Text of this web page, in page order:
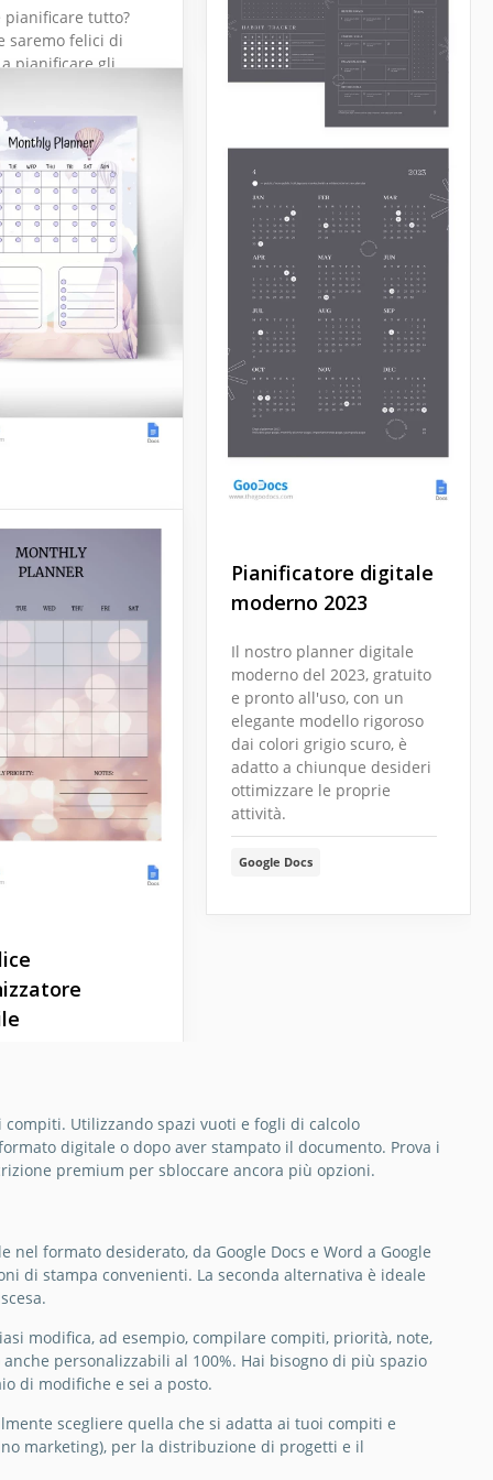
mensile
pianificare tutto?
saremo felici di
pianificare gli
mensile
il controllo del tuo
con il nostro
di Planner Mensile
Docs. Questo
e
ti permette di
il tuo mese in
Pianificatore digitale
moderno 2023
Il nostro planner digitale
moderno del 2023, gratuito
e pronto all'uso, con un
elegante modello rigoroso
dai colori grigio scuro, è
adatto a chiunque desideri
ottimizzare le proprie
attività.
Google Docs
per la
di planner
Il modello Easy
Planner in Google
Utilizzando spazi vuoti e fogli di calcolo
digitale o dopo aver stampato il documento. Prova i
premium per sbloccare ancora più opzioni.
nel formato desiderato, da Google Docs e Word a Google
di stampa convenienti. La seconda alternativa è ideale
modifica, ad esempio, compilare compiti, priorità, note,
personalizzabili al 100%. Hai bisogno di più spazio
di modifiche e sei a posto.
scegliere quella che si adatta ai tuoi compiti e
marketing), per la distribuzione di progetti e il